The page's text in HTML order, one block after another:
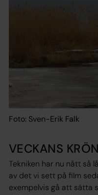
Foto: Sven-Erik Falk
VECKANS
Tekniken har nu nått så
av det vi sett på film
exempelvis gå att sätta